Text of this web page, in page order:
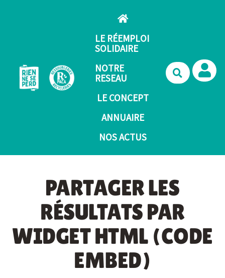
LE RÉEMPLOI
SOLIDAIRE
NOTRE
RESEAU
LE CONCEPT
ANNUAIRE
NOS ACTUS
PARTAGER LES
RÉSULTATS PAR
WIDGET HTML (CODE
EMBED)